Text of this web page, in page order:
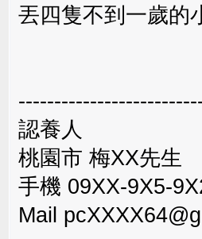
丟四隻不到一歲的
認養人
桃園市 梅XX先生
手機 09XX-9X5-
Mail